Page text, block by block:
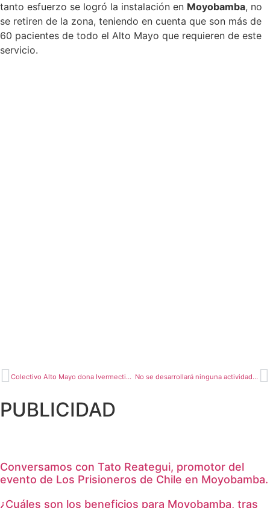
tanto esfuerzo se logró la instalación en Moyobamba, no
se retiren de la zona, teniendo en cuenta que son más de
60 pacientes de todo el Alto Mayo que requieren de este
servicio.
Colectivo Alto Mayo dona Ivermectina a Policías e internos del penal No se desarrollará ninguna actividad púbica por fiestas patrias
PUBLICIDAD
Conversamos con Tato Reategui, promotor del
evento de Los Prisioneros de Chile en Moyobamba.
¿Cuáles son los beneficios para Moyobamba, tras